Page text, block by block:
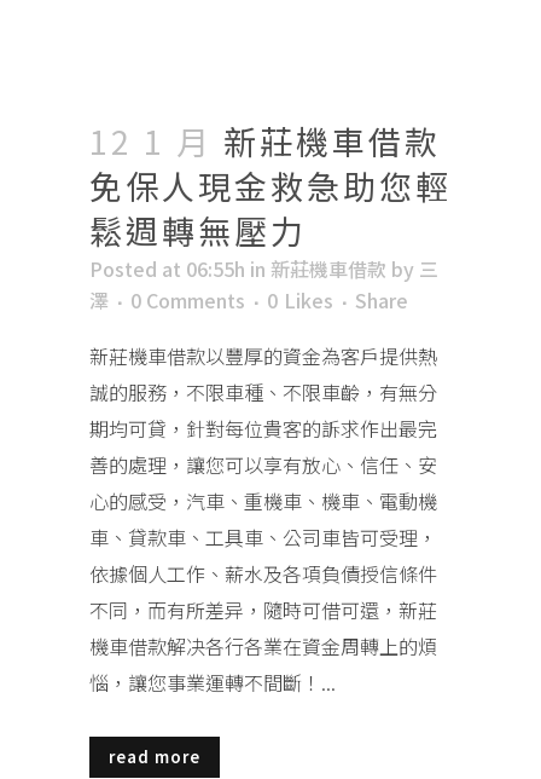
12 1 月 新莊機車借款
免保人現金救急助您輕
鬆週轉無壓力
Posted at 06:55h in 新莊機車借款 by 三
澤
0 Comments 0 Likes
Share
新莊機車借款以豐厚的資金為客戶提供熱
誠的服務，不限車種、不限車齡，有無分
期均可貸，針對每位貴客的訴求作出最完
善的處理，讓您可以享有放心、信任、安
心的感受，汽車、重機車、機車、電動機
車、貸款車、工具車、公司車皆可受理，
依據個人工作、薪水及各項負債授信條件
不同，而有所差异，隨時可借可還，新莊
機車借款解决各行各業在資金周轉上的煩
惱，讓您事業運轉不間斷！...
read more